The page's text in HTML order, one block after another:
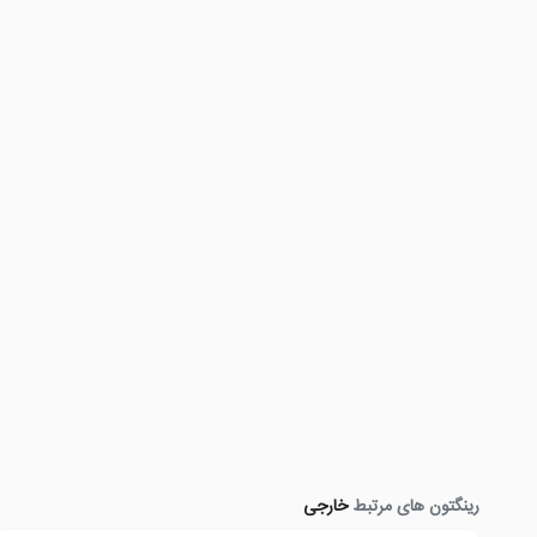
رینگتون های مرتبطخارجی